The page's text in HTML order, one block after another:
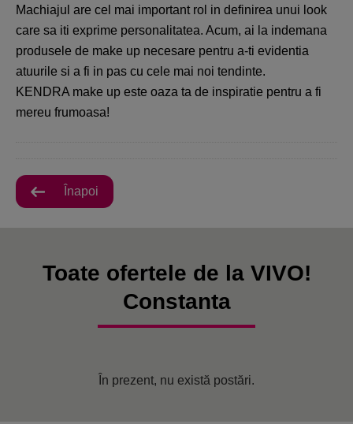
Machiajul are cel mai important rol in definirea unui look
care sa iti exprime personalitatea. Acum, ai la indemana
produsele de make up necesare pentru a-ti evidentia
atuurile si a fi in pas cu cele mai noi tendinte.
KENDRA make up este oaza ta de inspiratie pentru a fi
mereu frumoasa!
Înapoi
Toate ofertele de la VIVO!
Constanta
În prezent, nu există postări.